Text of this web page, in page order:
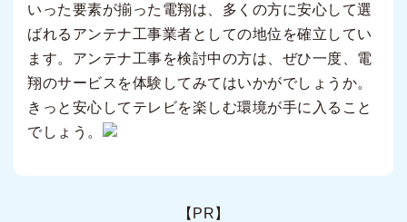
いった要素が揃った電翔は、多くの方に安心して選
ばれるアンテナ工事業者としての地位を確立してい
ます。アンテナ工事を検討中の方は、ぜひ一度、電
翔のサービスを体験してみてはいかがでしょうか。
きっと安心してテレビを楽しむ環境が手に入ること
でしょう。
【PR】